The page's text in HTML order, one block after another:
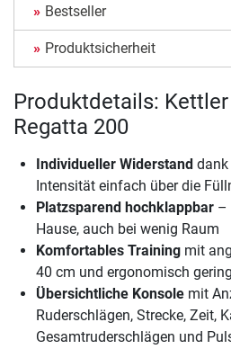
Bestseller
Produktsicherheit
Produktdetails:
Regatta 200
Individueller Widerstand dank
Intensität einfach über die
Platzsparend hochklappbar –
Hause, auch bei wenig Raum
Komfortables Training mit
40 cm und ergonomisch
Übersichtliche Konsole mit
Ruderschlägen, Strecke, Zeit,
Gesamtruderschlägen und